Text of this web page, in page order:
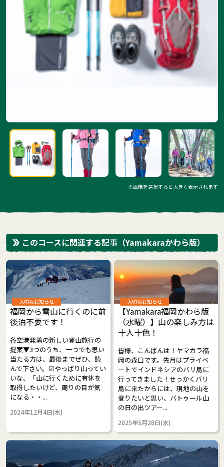
※画像を選択すると大きく表示されます
このコースに関連する記事 （Yamakaraかわら版）
大切なお知らせ
福岡から雪山に行くのに前
後泊不要です！
各空港発着の新しい登山旅行の
提案▼3つのうち、一つでも思い
当たる方は、最後までぜひ、読
んで下さい。☑やっぱり山ってい
いな、「山に行くために有休を
取得したいけど、周りの目が気
になる・・...
2024年12月4日(水)
大切なお知らせ
【Yamakara福岡かわら版
（水曜）】山の楽しみ方は
十人十色！
皆様、こんばんは！ヤマカラ福
岡の森口です。先月はプライベ
ートでインドネシアのバリ島に
行ってきました！せっかくバリ
島に来たからには、現地の山を
登りたいと思い、バトゥール山
の日の出ツアー...
2025年5月28日(水)